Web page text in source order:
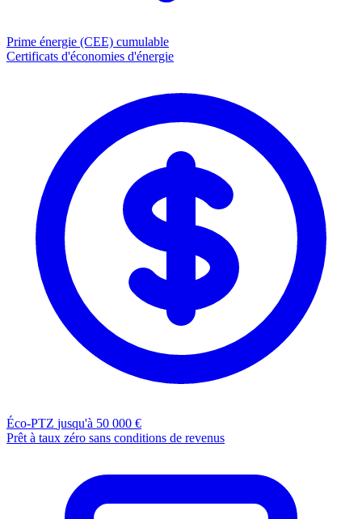
Prime énergie (CEE) cumulable
Certificats d'économies d'énergie
Éco-PTZ jusqu'à 50 000 €
Prêt à taux zéro sans conditions de revenus